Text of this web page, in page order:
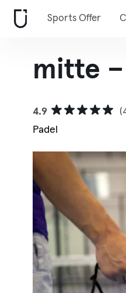
Sports Offer
mitte
4.9
Padel